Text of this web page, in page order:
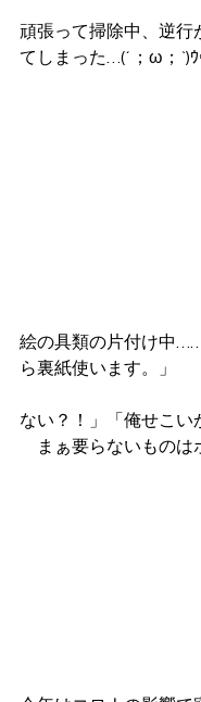
頑張って掃除中、逆行
てしまった…(´；ω；`)ｳ
絵の具類の片付け中
ら裏紙使います。」
「せ
ない？！」「俺せこい
まぁ要らないものは